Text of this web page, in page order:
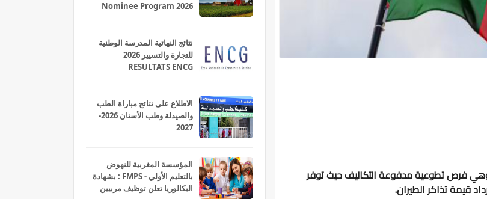
تفتح أبواب التسجيل للعمل التطوعي المجاني 2024 وهي فرص تطوعية مدفوعة التكاليف حيث توفر
قيمة تذاكر الطيران.
Nominee Program 2026
نتائج النهائية المدرسة الوطنية
للتجارة والتسيير 2026
RESULTATS ENCG
الاطلاع على نتائج مباراة الطب
والصيدلة وطب الأسنان 2026-
2027
المؤسسة المغربية للنهوض
بالتعليم الأولي - FMPS : بشهادة
البكالوريا تعلن توظيف مربيين